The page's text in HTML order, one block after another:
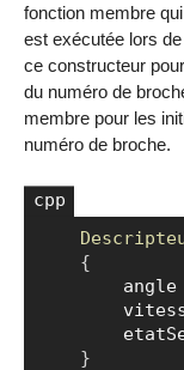
fonction membre
est exécutée lors
ce constructeur
du numéro de
membre pour les
numéro de broche.
{
        angle
}